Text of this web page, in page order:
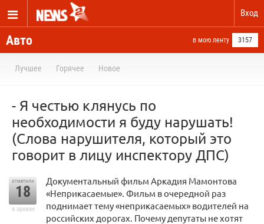
Вход
Авто в мою ленту 3157
Лучшее Горячее Новое
- Я честью клянусь по
необходимости я буду нарушать!
(Слова нарушителя, который это
говорит в лицу инспектору ДПС)
отметили
18
в архиве
Документальный фильм Аркадия Мамонтова
«Неприкасаемые». Фильм в очередной раз
поднимает тему «неприкасаемых» водителей на
российских дорогах. Почему депутаты не хотят